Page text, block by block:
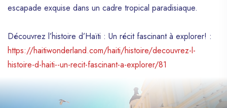
escapade exquise dans un cadre tropical paradisiaque.
Découvrez l’histoire d’Haïti : Un récit fascinant à explorer! :
https://haitiwonderland.com/haiti/histoire/decouvrez-l-
histoire-d-haiti--un-recit-fascinant-a-explorer/81